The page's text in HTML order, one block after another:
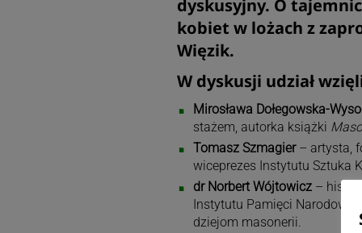
dyskusyjny. O
kobiet w lożach z
Więzik.
W dyskusji udział
Mirosława Dołegowska-
stażem, autorka książki
Tomasz Szmagier– artysta,
wiceprezes Instytutu Sztuka
dr Norbert Wójtowicz–
Instytutu Pamięci
dziejom masonerii.